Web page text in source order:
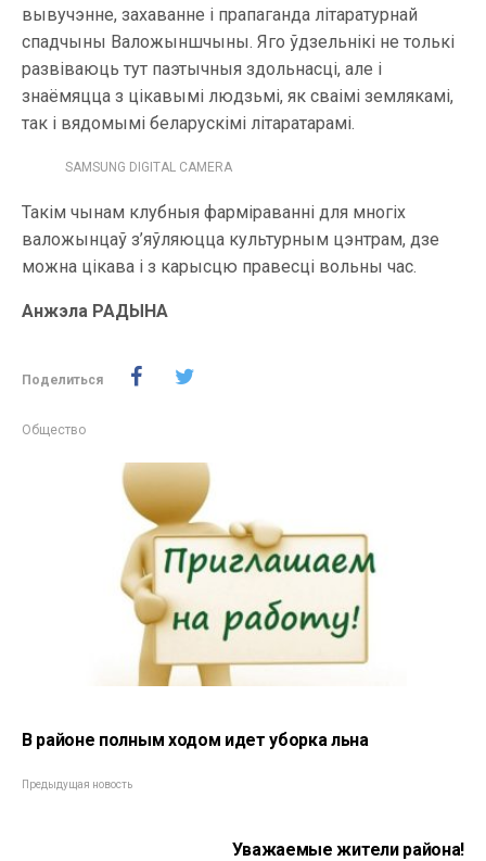
вывучэнне, захаванне і прапаганда літаратурнай
спадчыны Валожыншчыны. Яго ўдзельнікі не толькі
развіваюць тут паэтычныя здольнасці, але і
знаёмяцца з цікавымі людзьмі, як сваімі землякамі,
так і вядомымі беларускімі літаратарамі.
SAMSUNG DIGITAL CAMERA
Такім чынам клубныя фарміраванні для многіх
валожынцаў з’яўляюцца культурным цэнтрам, дзе
можна цікава і з карысцю правесці вольны час.
Анжэла РАДЫНА
Поделиться
Общество
В районе полным ходом идет уборка льна
Предыдущая новость
Уважаемые жители района!